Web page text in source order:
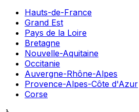
Hauts-de-France
Grand Est
Pays de la Loire
Bretagne
Nouvelle-Aquitaine
Occitanie
Auvergne-Rhône-Alpes
Provence-Alpes-Côte d'Azur
Corse